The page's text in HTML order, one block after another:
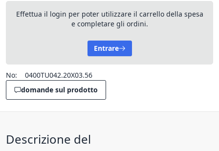
Effettua il login per poter utilizzare il carrello della spesa
e completare gli ordini.
Entrare
No:
0400TU042.20X03.56
domande sul prodotto
Descrizione del